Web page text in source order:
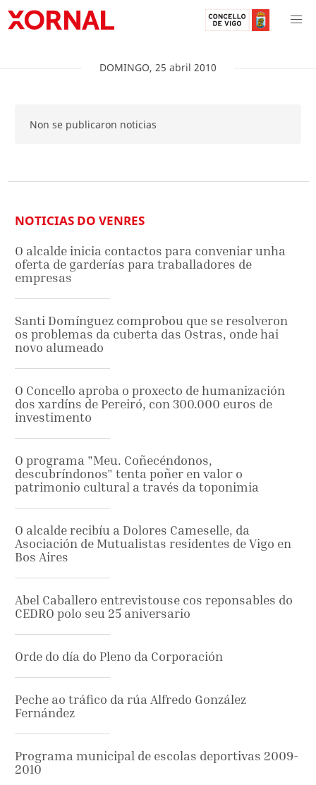
DOMINGO, 25 abril 2010
Non se publicaron noticias
NOTICIAS DO VENRES
O alcalde inicia contactos para conveniar unha
oferta de garderías para traballadores de
empresas
Santi Domínguez comprobou que se resolveron
os problemas da cuberta das Ostras, onde hai
novo alumeado
O Concello aproba o proxecto de humanización
dos xardíns de Pereiró, con 300.000 euros de
investimento
O programa "Meu. Coñecéndonos,
descubríndonos" tenta poñer en valor o
patrimonio cultural a través da toponimia
O alcalde recibíu a Dolores Cameselle, da
Asociación de Mutualistas residentes de Vigo en
Bos Aires
Abel Caballero entrevistouse cos reponsables do
CEDRO polo seu 25 aniversario
Orde do día do Pleno da Corporación
Peche ao tráfico da rúa Alfredo González
Fernández
Programa municipal de escolas deportivas 2009-
2010